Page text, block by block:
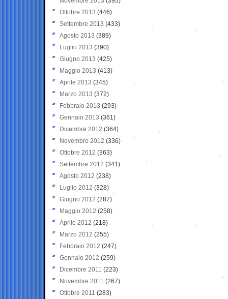
Ottobre 2013 (446)
Settembre 2013 (433)
Agosto 2013 (389)
Luglio 2013 (390)
Giugno 2013 (425)
Maggio 2013 (413)
Aprile 2013 (345)
Marzo 2013 (372)
Febbraio 2013 (293)
Gennaio 2013 (361)
Dicembre 2012 (364)
Novembre 2012 (336)
Ottobre 2012 (363)
Settembre 2012 (341)
Agosto 2012 (238)
Luglio 2012 (328)
Giugno 2012 (287)
Maggio 2012 (258)
Aprile 2012 (218)
Marzo 2012 (255)
Febbraio 2012 (247)
Gennaio 2012 (259)
Dicembre 2011 (223)
Novembre 2011 (267)
Ottobre 2011 (283)